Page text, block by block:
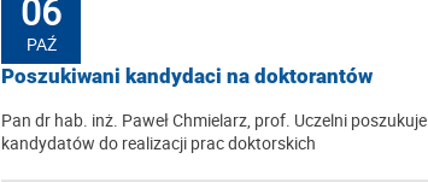
06
PAŹ
Poszukiwani kandydaci na doktorantów
Pan dr hab. inż. Paweł Chmielarz, prof. Uczelni poszukuje
kandydatów do realizacji prac doktorskich